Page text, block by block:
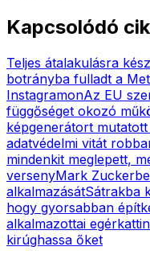
Kapcsolódó
Teljes átalakulásra
botrányba fulladt a
InstagramonAz EU
függőséget okozó
képgenerátort
adatvédelmi vitát
mindenkit meglepett,
versenyMark
alkalmazásátSátrakba
hogy gyorsabban
alkalmazottai
kirúghassa őket